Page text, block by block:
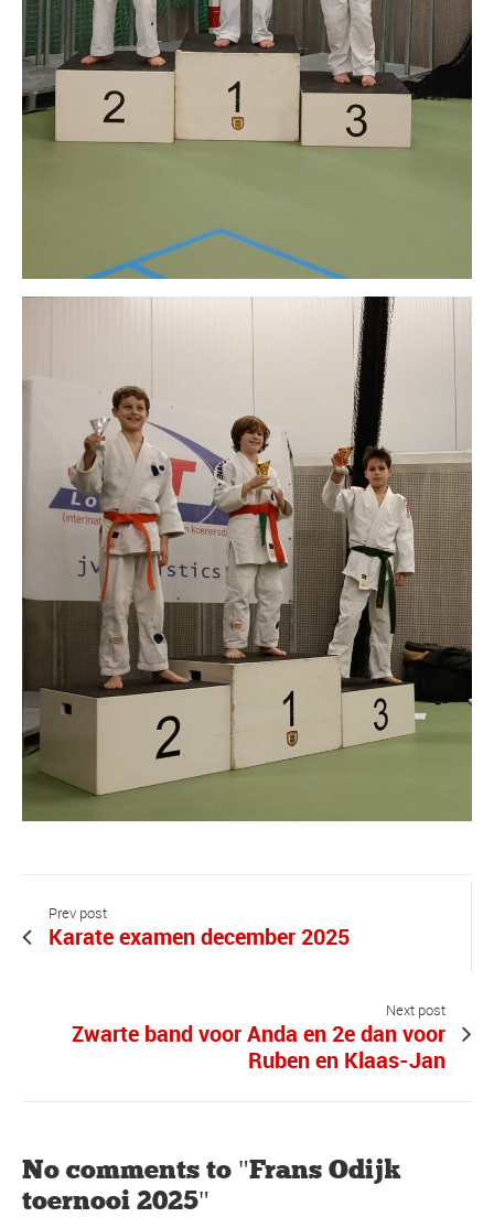
Prev post
Karate examen december 2025
Next post
Zwarte band voor Anda en 2e dan voor
Ruben en Klaas-Jan
No comments to "Frans Odijk
toernooi 2025"